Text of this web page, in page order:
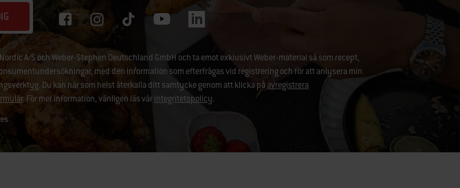
A/S och Weber-Stephen Deutschland GmbH och ta emot exklusivt Weber-material så som recept,
med den information som efterfrågas vid registrering och för att anlysera min
Du kan när som helst återkalla ditt samtycke genom att klicka på avregistrera
. För mer information, vänligen läs vårintegritetspolicy.